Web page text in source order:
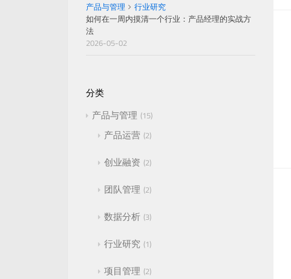
产品与管理
行业研究
如何在一周内摸清一个行业：产品经理的实战方
法
2026-05-02
分类
产品与管理 15
产品运营 2
创业融资 2
团队管理 2
数据分析 3
行业研究 1
项目管理 2